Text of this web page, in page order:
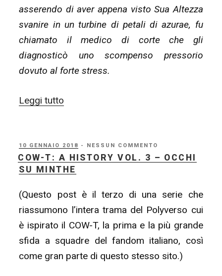
asserendo di aver appena visto Sua Altezza
svanire in un turbine di petali di azurae, fu
chiamato il medico di corte che gli
diagnosticò uno scompenso pressorio
dovuto al forte stress.
Leggi tutto
History
Vol.
3½
–
Echi
del
Tempo”
PUBBLICATO
IL
10 GENNAIO 2018 - NESSUN COMMENTO
COW-T: A HISTORY VOL. 3 – OCCHI
SU MINTHE
(Questo post è il terzo di una serie che
riassumono l’intera trama del Polyverso cui
è ispirato il COW-T, la prima e la più grande
sfida a squadre del fandom italiano, così
come gran parte di questo stesso sito.)